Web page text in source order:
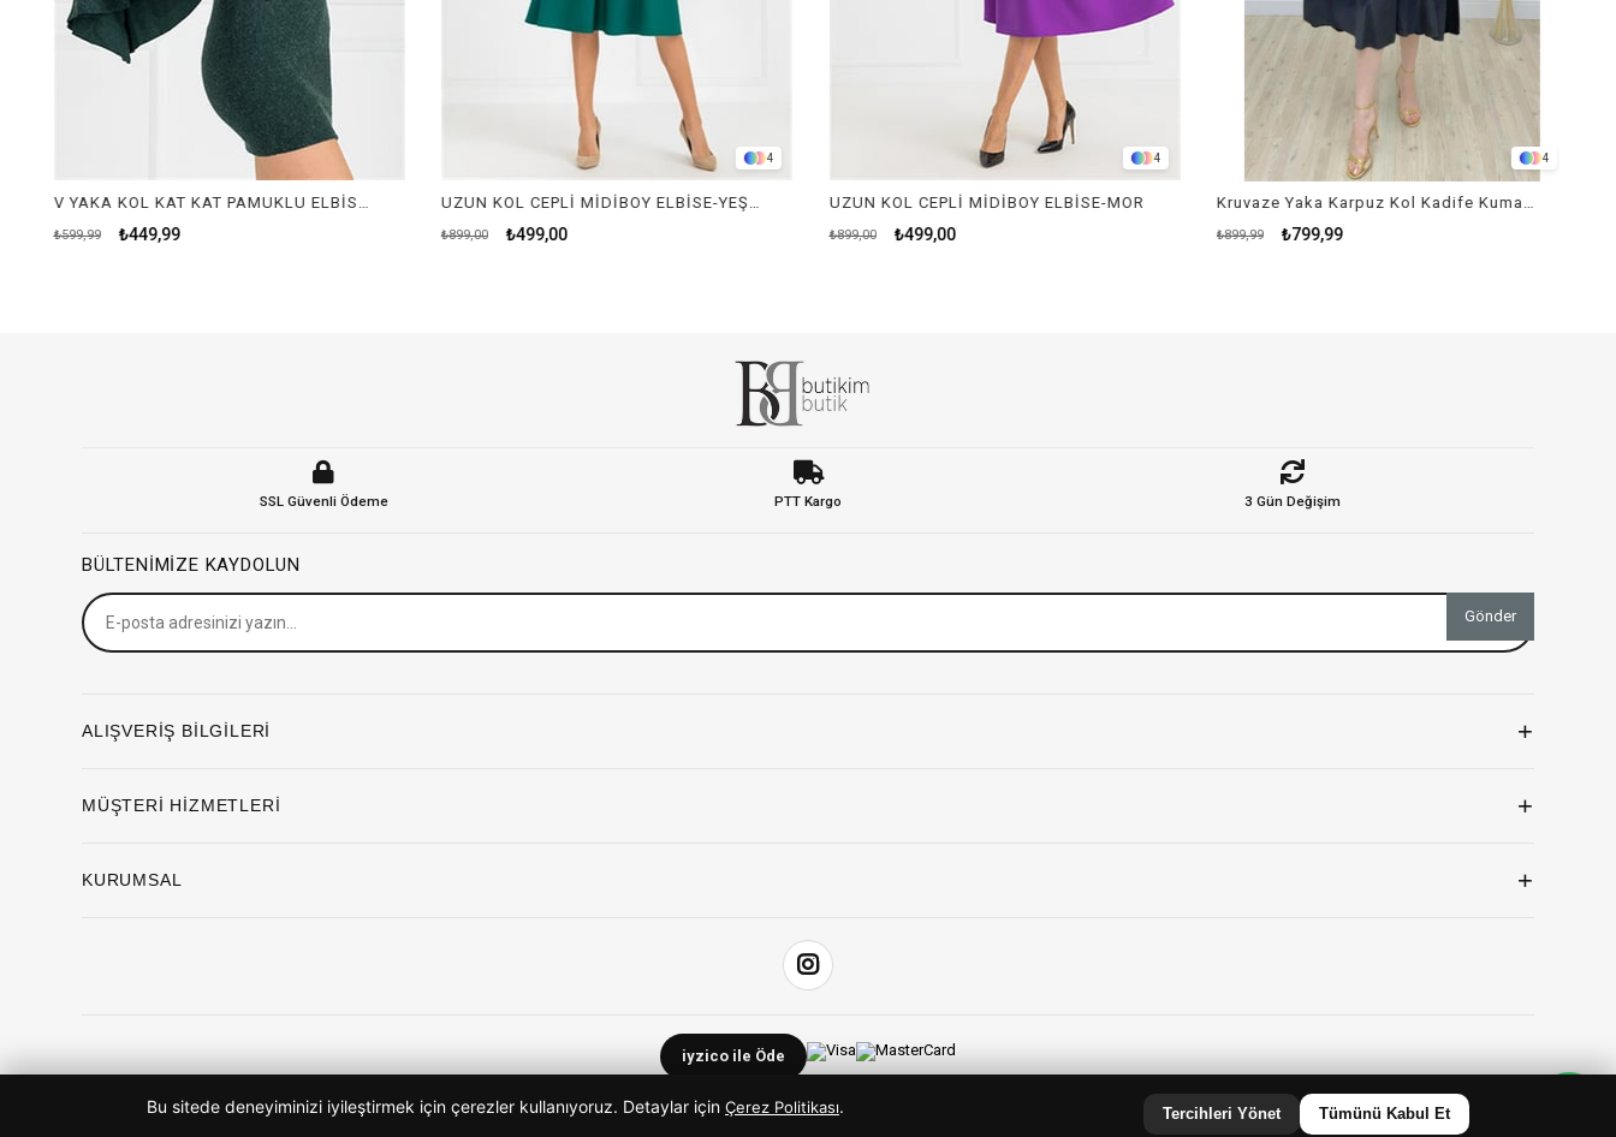
V YAKA KOL KAT KAT PAMUKLU ELBİSE-YEŞİL
₺449,99
₺599,99
4
UZUN KOL CEPLİ MİDİBOY ELBİSE-YEŞİL
₺499,00
₺899,00
4
UZUN KOL CEPLİ MİDİBOY ELBİSE-MOR
₺499,00
₺899,00
4
₺799,99
₺899,99
SSL Güvenli Ödeme PTT Kargo 3 Gün Değişim
BÜLTENIMIZE KAYDOLUN
Gönder
ALIŞVERİŞ BİLGİLERİ +
MÜŞTERİ HİZMETLERİ +
KURUMSAL +
iyzico ile Öde
Bu sitede deneyiminizi iyileştirmek için çerezler kullanıyoruz. Detaylar için Çerez Politikası. Tercihleri Yönet Tümünü Kabul Et